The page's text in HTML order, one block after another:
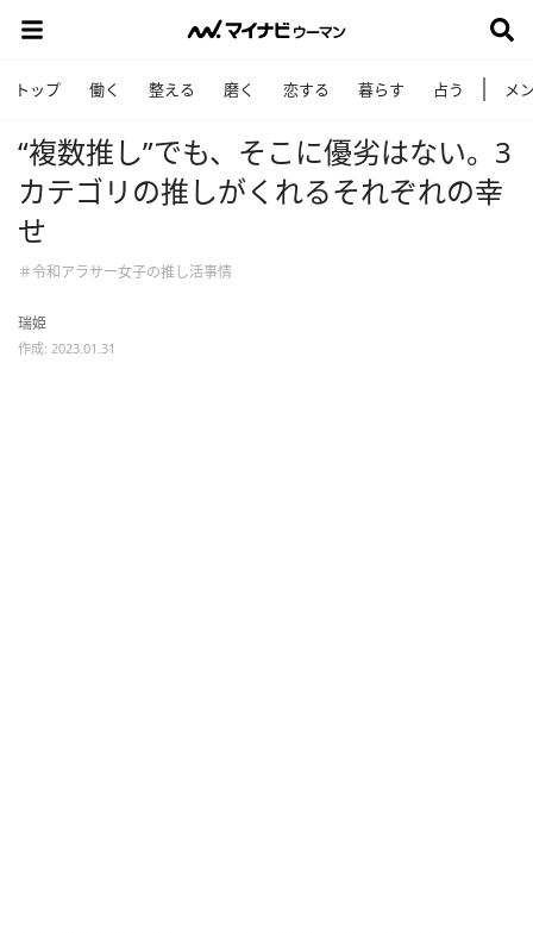
トップ 働く 整える 磨く 恋する 暮らす 占う メ
“複数推し”でも、そこに優劣はない。3
カテゴリの推しがくれるそれぞれの幸
せ
＃令和アラサー女子の推し活事情
瑞姫
作成: 2023.01.31